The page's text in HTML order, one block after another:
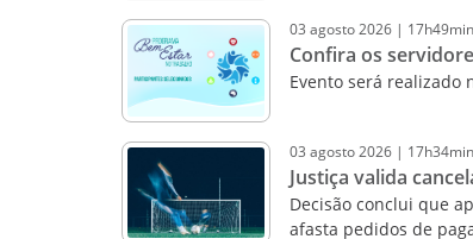
03 agosto2026 | 17h49min
Confira os
Evento será realizado
03 agosto2026 | 17h34min
Justiça valida
Decisão conclui que
afasta pedidos de